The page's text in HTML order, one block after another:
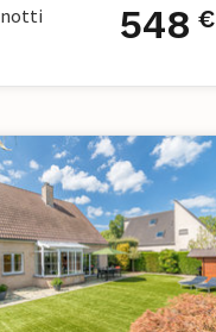
notti 548 €